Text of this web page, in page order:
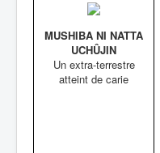
MUSHIBA NI NATTA
UCHÛJIN
Un extra-terrestre
atteint de carie